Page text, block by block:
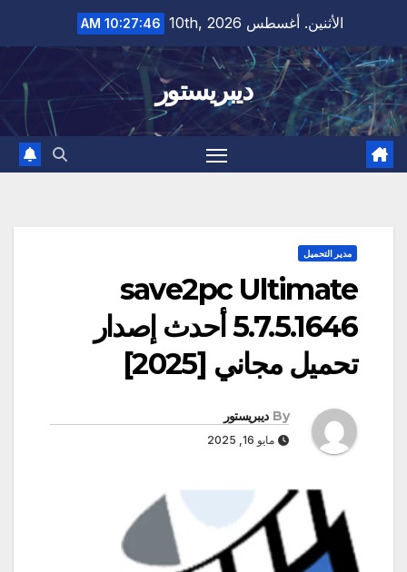
content
الأثنين. أغسطس 10th, 2026 10:27:47 AM
ديبريستور
مدير التحميل
save2pc Ultimate
5.7.5.1646 أحدث إصدار
تحميل مجاني [2025]
By ديبريستور
مايو 16, 2025